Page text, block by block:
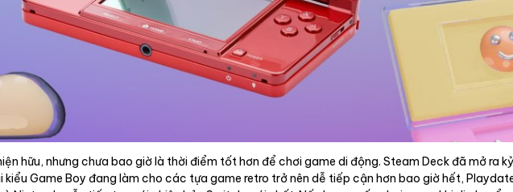
hữu, nhưng chưa bao giờ là thời điểm tốt hơn để chơi game di động. Steam Deck đã mở ra
Game Boy đang làm cho các tựa game retro trở nên dễ tiếp cận hơn bao giờ hết,